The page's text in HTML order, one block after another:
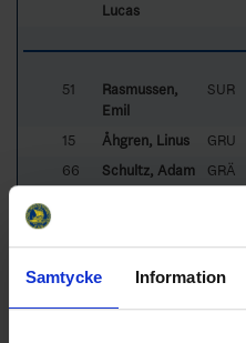
Samtycke Information
Lucas
51
Rasmussen,
Emil
SUR
15 Åhgren, Linus GRU
66
Schultz, Adam GRÄ
25
Naenfeldt,
Adam
VAL